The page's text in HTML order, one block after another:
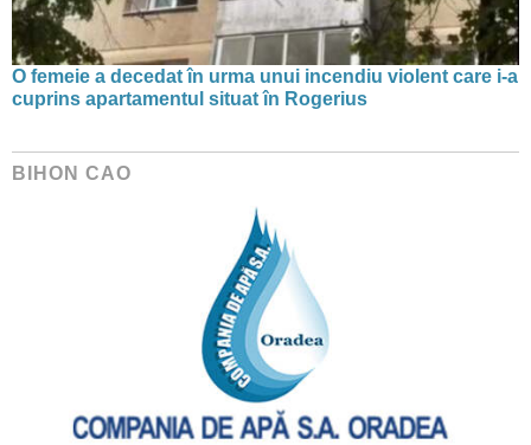
O femeie a decedat în urma unui incendiu violent care i-a
cuprins apartamentul situat în Rogerius
BIHON CAO